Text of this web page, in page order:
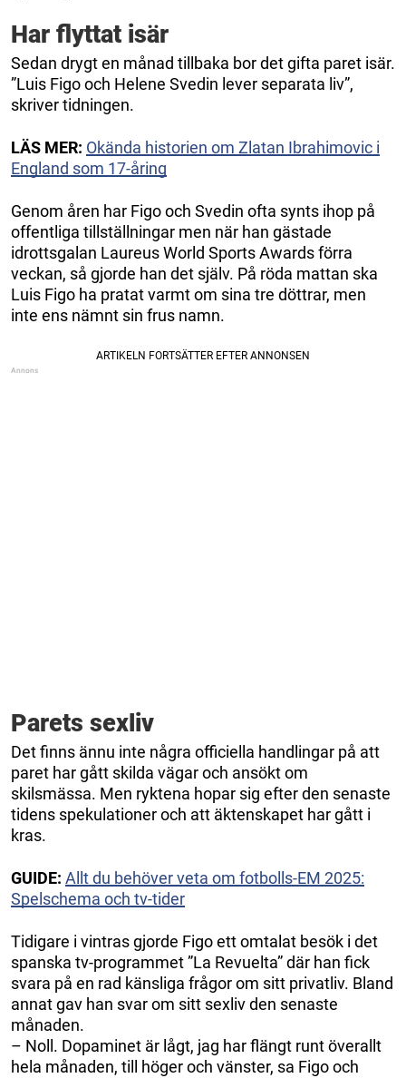
Har flyttat isär
Sedan drygt en månad tillbaka bor det gifta paret isär.
”Luis Figo och Helene Svedin lever separata liv”,
skriver tidningen.
LÄS MER: Okända historien om Zlatan Ibrahimovic i
England som 17-åring
Genom åren har Figo och Svedin ofta synts ihop på
offentliga tillställningar men när han gästade
idrottsgalan Laureus World Sports Awards förra
veckan, så gjorde han det själv. På röda mattan ska
Luis Figo ha pratat varmt om sina tre döttrar, men
inte ens nämnt sin frus namn.
Parets sexliv
Det finns ännu inte några officiella handlingar på att
paret har gått skilda vägar och ansökt om
skilsmässa. Men ryktena hopar sig efter den senaste
tidens spekulationer och att äktenskapet har gått i
kras.
GUIDE: Allt du behöver veta om fotbolls-EM 2025:
Spelschema och tv-tider
Tidigare i vintras gjorde Figo ett omtalat besök i det
spanska tv-programmet ”La Revuelta” där han fick
svara på en rad känsliga frågor om sitt privatliv. Bland
annat gav han svar om sitt sexliv den senaste
månaden.
– Noll. Dopaminet är lågt, jag har flängt runt överallt
hela månaden, till höger och vänster, sa Figo och